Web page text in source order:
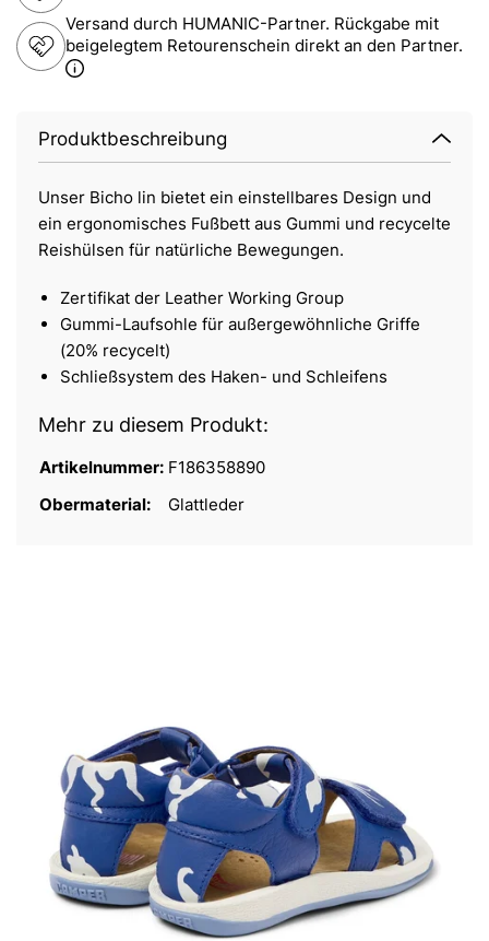
Versand durch HUMANIC-Partner. Rückgabe mit
beigelegtem Retourenschein direkt an den Partner.
Produktbeschreibung
Unser Bicho lin bietet ein einstellbares Design und
ein ergonomisches Fußbett aus Gummi und recycelte
Reishülsen für natürliche Bewegungen.
Zertifikat der Leather Working Group
Gummi-Laufsohle für außergewöhnliche Griffe
(20% recycelt)
Schließsystem des Haken- und Schleifens
Mehr zu diesem Produkt:
Artikelnummer: F186358890
Obermaterial:
Glattleder